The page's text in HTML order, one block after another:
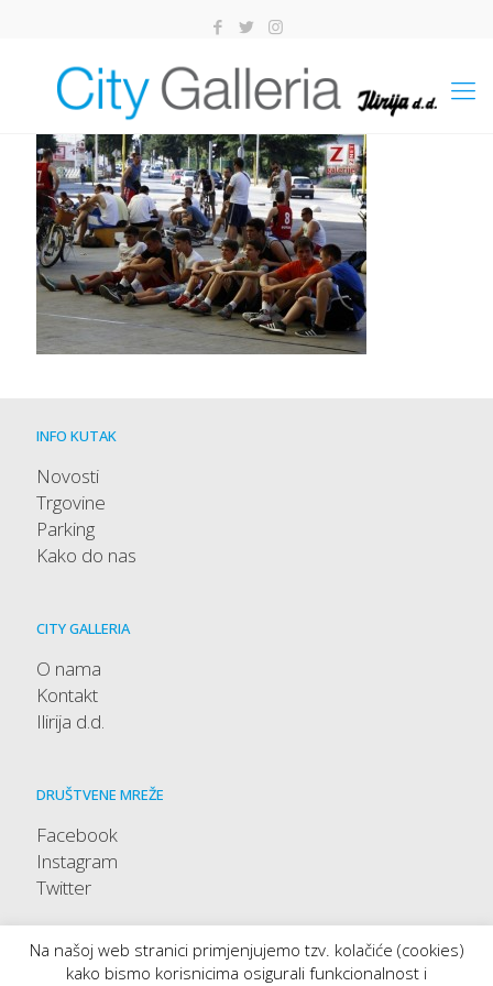
INFO KUTAK
Novosti
Trgovine
Parking
Kako do nas
CITY GALLERIA
O nama
Kontakt
Ilirija d.d.
DRUŠTVENE MREŽE
Facebook
Instagram
Twitter
Na našoj web stranici primjenjujemo tzv. kolačiće (cookies)
kako bismo korisnicima osigurali funkcionalnost i